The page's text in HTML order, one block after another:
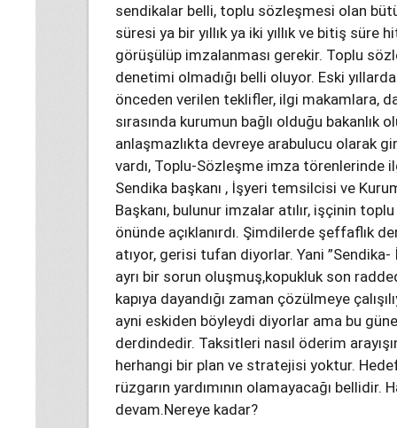
sendikalar belli, toplu sözleşmesi olan
süresi ya bir yıllık ya iki yıllık ve bitiş süre
görüşülüp imzalanması gerekir. Toplu
denetimi olmadığı belli oluyor. Eski
önceden verilen teklifler, ilgi makamlara,
sırasında kurumun bağlı olduğu bakanlık
anlaşmazlıkta devreye arabulucu olarak
vardı, Toplu-Sözleşme imza törenlerinde
Sendika başkanı , İşyeri temsilcisi ve
Başkanı, bulunur imzalar atılır, işçinin
önünde açıklanırdı. Şimdilerde şeffaflık
atıyor, gerisi tufan diyorlar. Yani
ayrı bir sorun oluşmuş,kopukluk son
kapıya dayandığı zaman çözülmeye
ayni eskiden böyleydi diyorlar ama bu
derdindedir. Taksitleri nasıl öderim
herhangi bir plan ve stratejisi yoktur.
rüzgarın yardımının olamayacağı
devam.Nereye kadar?